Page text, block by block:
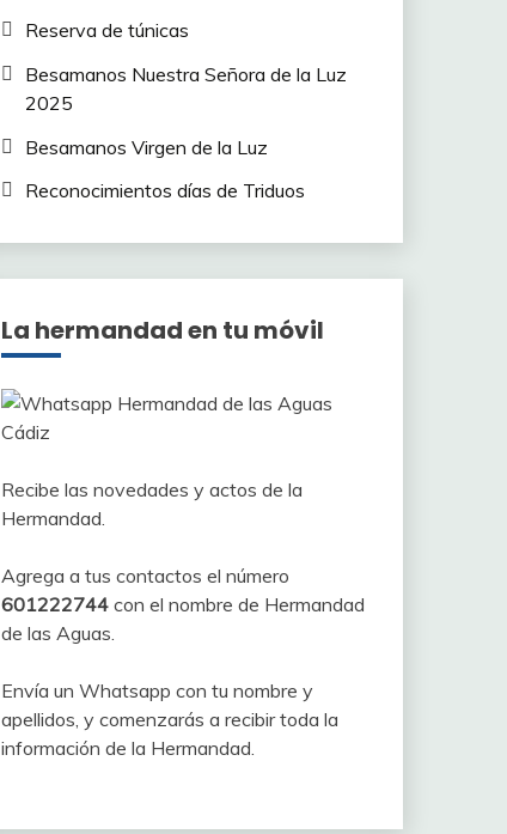
Reserva de túnicas
Besamanos Nuestra Señora de la Luz
2025
Besamanos Virgen de la Luz
Reconocimientos días de Triduos
La hermandad en tu móvil
Recibe las novedades y actos de la
Hermandad.
Agrega a tus contactos el número
601222744con el nombre de Hermandad
de las Aguas.
Envía un Whatsapp con tu nombre y
apellidos, y comenzarás a recibir toda la
información de la Hermandad.